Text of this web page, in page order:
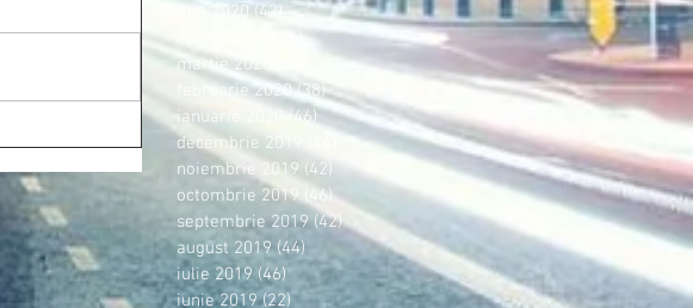
mai 2020 (42)42 postări
36 postări
martie 2020
44 postări
februarie 2020 (38)38 postări
ianuarie 2020 (46) 46 postări
decembrie 2019
44 postări
noiembrie 2019 (42)42 postări
octombrie 2019
(46)46 postări
septembrie 2019 (42)42 postări
august 2019 (44) 44 postări
iulie 2019 (46)46 postări
iunie 2019 (22)22 postări